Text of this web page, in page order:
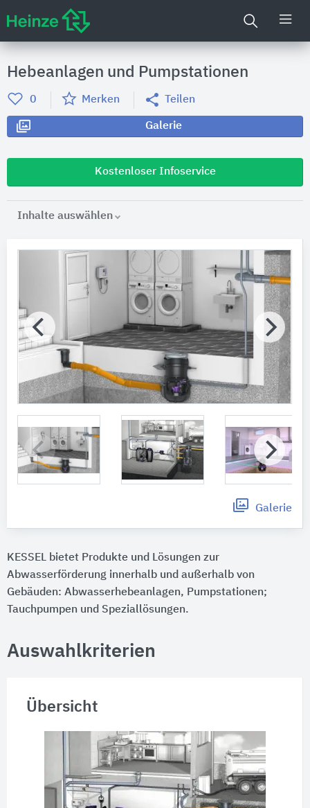
Hebeanlagen und Pumpstationen
0 Merken Teilen
Galerie
Kostenloser Infoservice
Inhalte auswählen
Galerie
KESSEL bietet Produkte und Lösungen zur
Abwasserförderung innerhalb und außerhalb von
Gebäuden: Abwasserhebeanlagen, Pumpstationen;
Tauchpumpen und Speziallösungen.
Auswahlkriterien
Übersicht